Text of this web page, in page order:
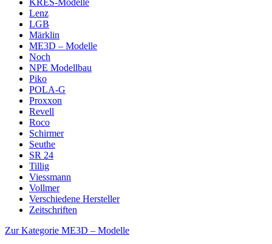
KRES-Modelle
Lenz
LGB
Märklin
ME3D – Modelle
Noch
NPE Modellbau
Piko
POLA-G
Proxxon
Revell
Roco
Schirmer
Seuthe
SR 24
Tillig
Viessmann
Vollmer
Verschiedene Hersteller
Zeitschriften
Zur Kategorie ME3D – Modelle